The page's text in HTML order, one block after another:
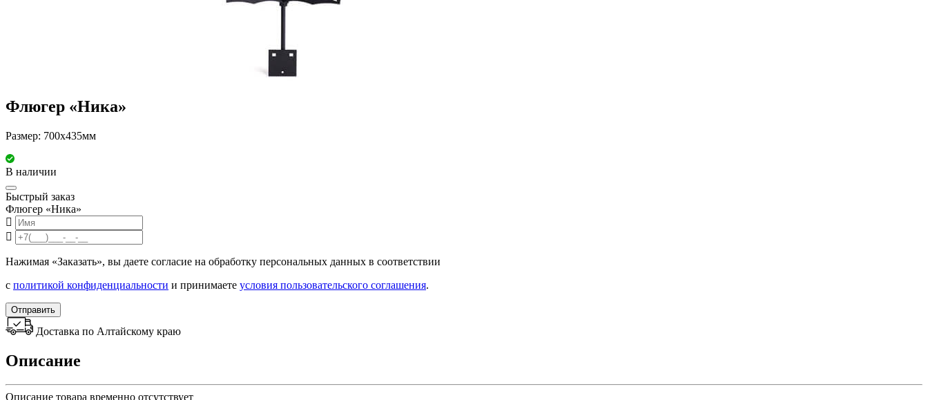
Флюгер «Ника»
Размер: 700х435мм
В наличии
Быстрый заказ
Флюгер «Ника»
Нажимая «Заказать», вы даете согласие на обработку персональных данных в соответствии
с политикой конфиденциальности и принимаете условия пользовательского соглашения.
Отправить
Доставка по Алтайскому краю
Описание
Описание товара временно отсутствует